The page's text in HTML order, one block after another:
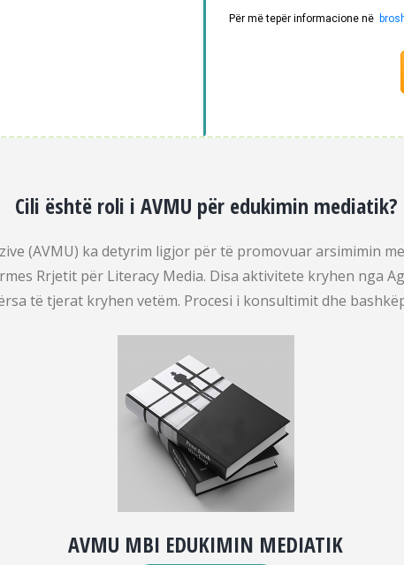
Për më tepër informacione në
Cili është roli i AVMU për edukimin mediatik?
(AVMU) ka detyrim ligjor për të promovuar arsimimin
Rrjetit për Literacy Media. Disa aktivitete kryhen nga
të tjerat kryhen vetëm. Procesi i konsultimit dhe
AVMU MBI EDUKIMIN MEDIATIK